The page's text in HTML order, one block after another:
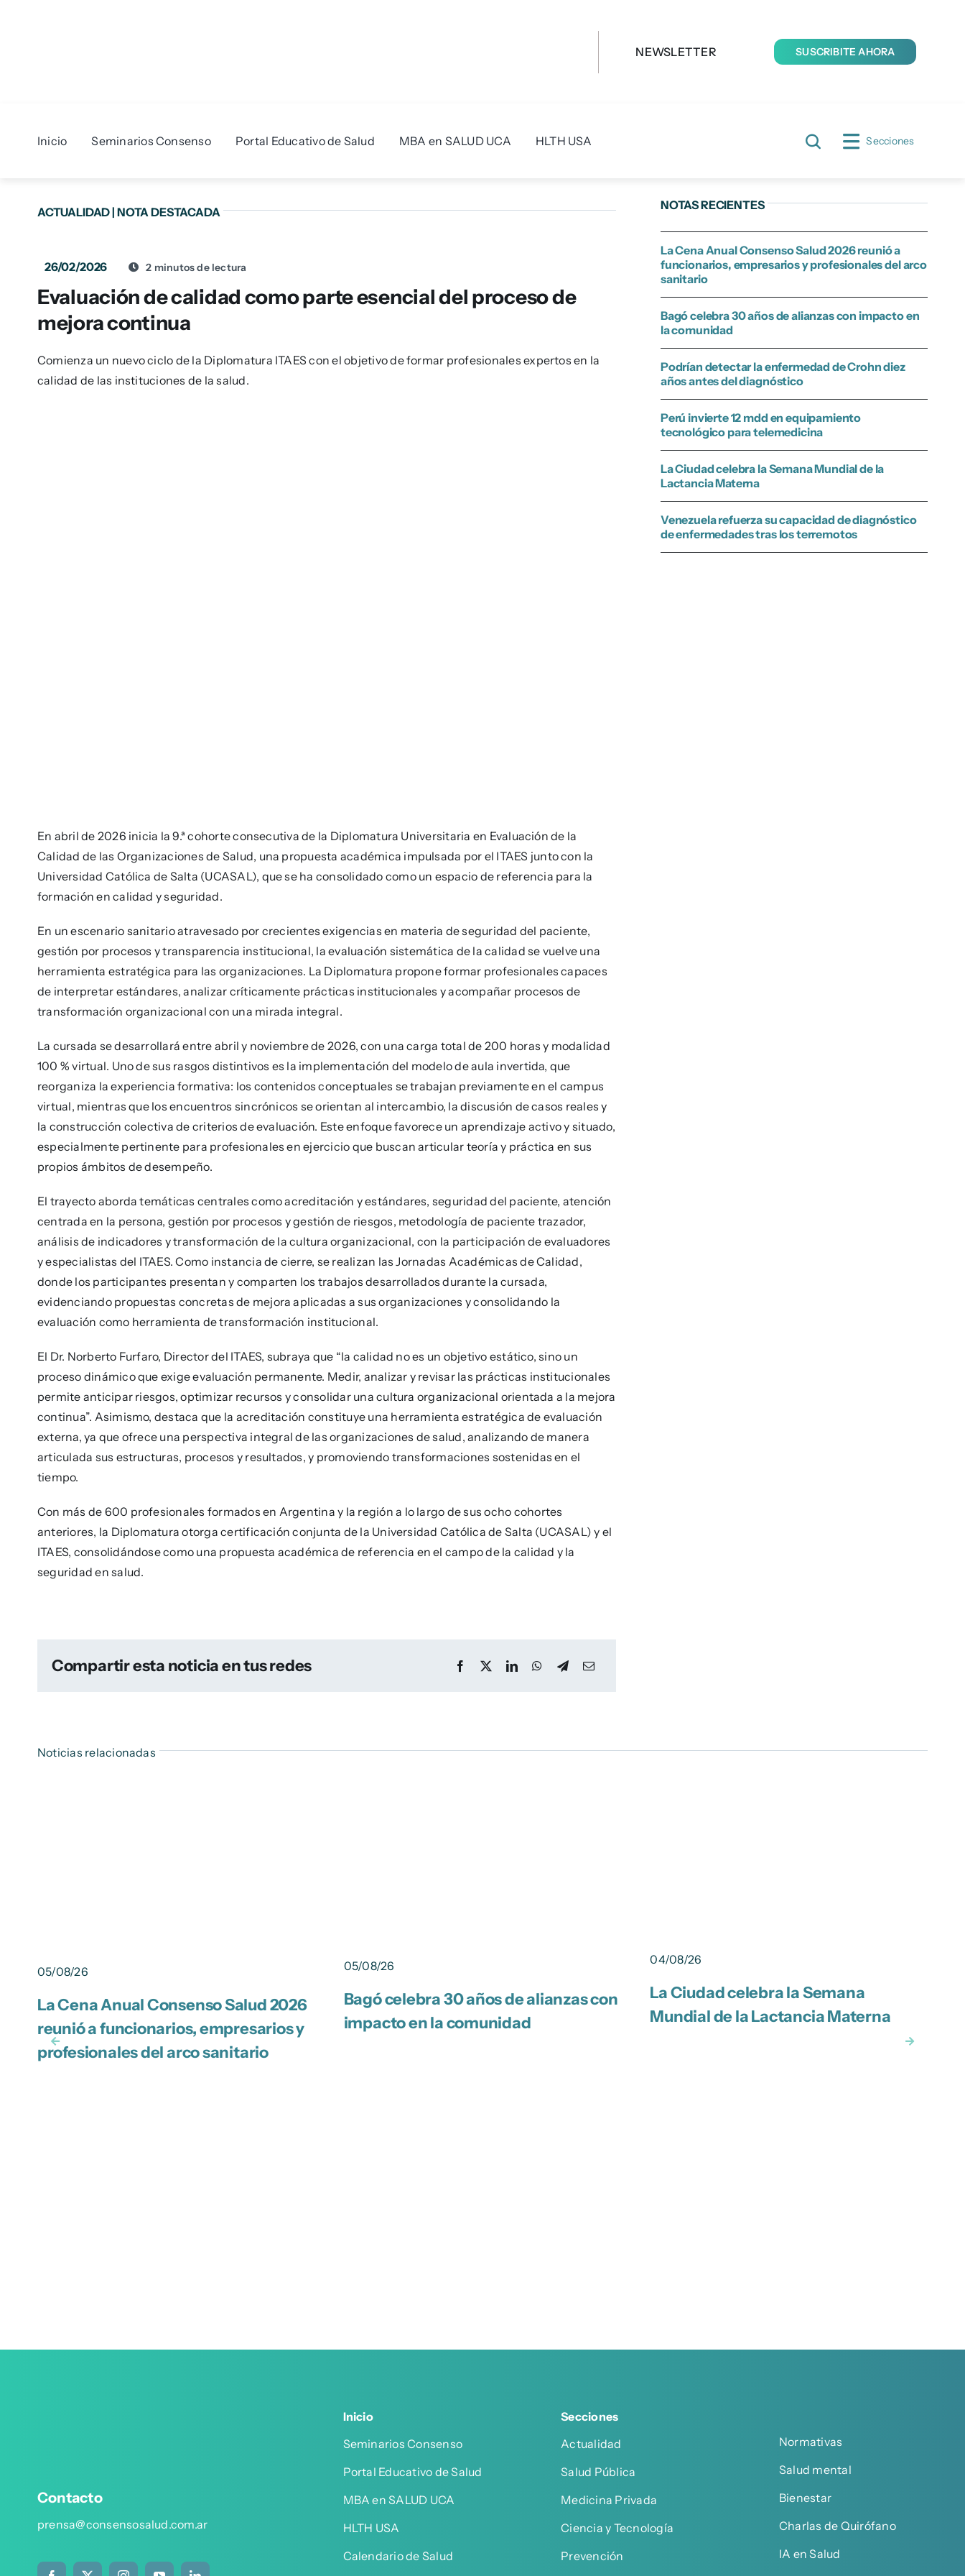
NEWSLETTER SUSCRIBITE AHORA
Inicio Seminarios Consenso Portal Educativo de Salud MBA en SALUD UCA HLTH USA Secciones
ACTUALIDAD | NOTA DESTACADA
26/02/2026 2 minutos de lectura
Evaluación de calidad como parte esencial del proceso de
mejora continua
Comienza un nuevo ciclo de la Diplomatura ITAES con el objetivo de formar profesionales expertos en la
calidad de las instituciones de la salud.
En abril de 2026 inicia la 9.ª cohorte consecutiva de la Diplomatura Universitaria en Evaluación de la
Calidad de las Organizaciones de Salud, una propuesta académica impulsada por el ITAES junto con la
Universidad Católica de Salta (UCASAL), que se ha consolidado como un espacio de referencia para la
formación en calidad y seguridad.
En un escenario sanitario atravesado por crecientes exigencias en materia de seguridad del paciente,
gestión por procesos y transparencia institucional, la evaluación sistemática de la calidad se vuelve una
herramienta estratégica para las organizaciones. La Diplomatura propone formar profesionales capaces
de interpretar estándares, analizar críticamente prácticas institucionales y acompañar procesos de
transformación organizacional con una mirada integral.
La cursada se desarrollará entre abril y noviembre de 2026, con una carga total de 200 horas y modalidad
100 % virtual. Uno de sus rasgos distintivos es la implementación del modelo de aula invertida, que
reorganiza la experiencia formativa: los contenidos conceptuales se trabajan previamente en el campus
virtual, mientras que los encuentros sincrónicos se orientan al intercambio, la discusión de casos reales y
la construcción colectiva de criterios de evaluación. Este enfoque favorece un aprendizaje activo y situado,
especialmente pertinente para profesionales en ejercicio que buscan articular teoría y práctica en sus
propios ámbitos de desempeño.
El trayecto aborda temáticas centrales como acreditación y estándares, seguridad del paciente, atención
centrada en la persona, gestión por procesos y gestión de riesgos, metodología de paciente trazador,
análisis de indicadores y transformación de la cultura organizacional, con la participación de evaluadores
y especialistas del ITAES. Como instancia de cierre, se realizan las Jornadas Académicas de Calidad,
donde los participantes presentan y comparten los trabajos desarrollados durante la cursada,
evidenciando propuestas concretas de mejora aplicadas a sus organizaciones y consolidando la
evaluación como herramienta de transformación institucional.
El Dr. Norberto Furfaro, Director del ITAES, subraya que “la calidad no es un objetivo estático, sino un
proceso dinámico que exige evaluación permanente. Medir, analizar y revisar las prácticas institucionales
permite anticipar riesgos, optimizar recursos y consolidar una cultura organizacional orientada a la mejora
continua”. Asimismo, destaca que la acreditación constituye una herramienta estratégica de evaluación
externa, ya que ofrece una perspectiva integral de las organizaciones de salud, analizando de manera
articulada sus estructuras, procesos y resultados, y promoviendo transformaciones sostenidas en el
tiempo.
Con más de 600 profesionales formados en Argentina y la región a lo largo de sus ocho cohortes
anteriores, la Diplomatura otorga certificación conjunta de la Universidad Católica de Salta (UCASAL) y el
ITAES, consolidándose como una propuesta académica de referencia en el campo de la calidad y la
seguridad en salud.
Compartir esta noticia en tus redes
NOTAS RECIENTES
La Cena Anual Consenso Salud 2026 reunió a
funcionarios, empresarios y profesionales del arco
sanitario
Bagó celebra 30 años de alianzas con impacto en
la comunidad
Podrían detectar la enfermedad de Crohn diez
años antes del diagnóstico
Perú invierte 12 mdd en equipamiento
tecnológico para telemedicina
La Ciudad celebra la Semana Mundial de la
Lactancia Materna
Venezuela refuerza su capacidad de diagnóstico
de enfermedades tras los terremotos
Noticias relacionadas
05/08/26
La Cena Anual Consenso Salud 2026
reunió a funcionarios, empresarios y
profesionales del arco sanitario
05/08/26
Bagó celebra 30 años de alianzas con
impacto en la comunidad
04/08/26
La Ciudad celebra la Semana
Mundial de la Lactancia Materna
Contacto
prensa@consensosalud.com.ar
Inicio
Seminarios Consenso
Portal Educativo de Salud
MBA en SALUD UCA
HLTH USA
Calendario de Salud
Secciones
Actualidad
Salud Pública
Medicina Privada
Ciencia y Tecnología
Prevención
Normativas
Salud mental
Bienestar
Charlas de Quirófano
IA en Salud